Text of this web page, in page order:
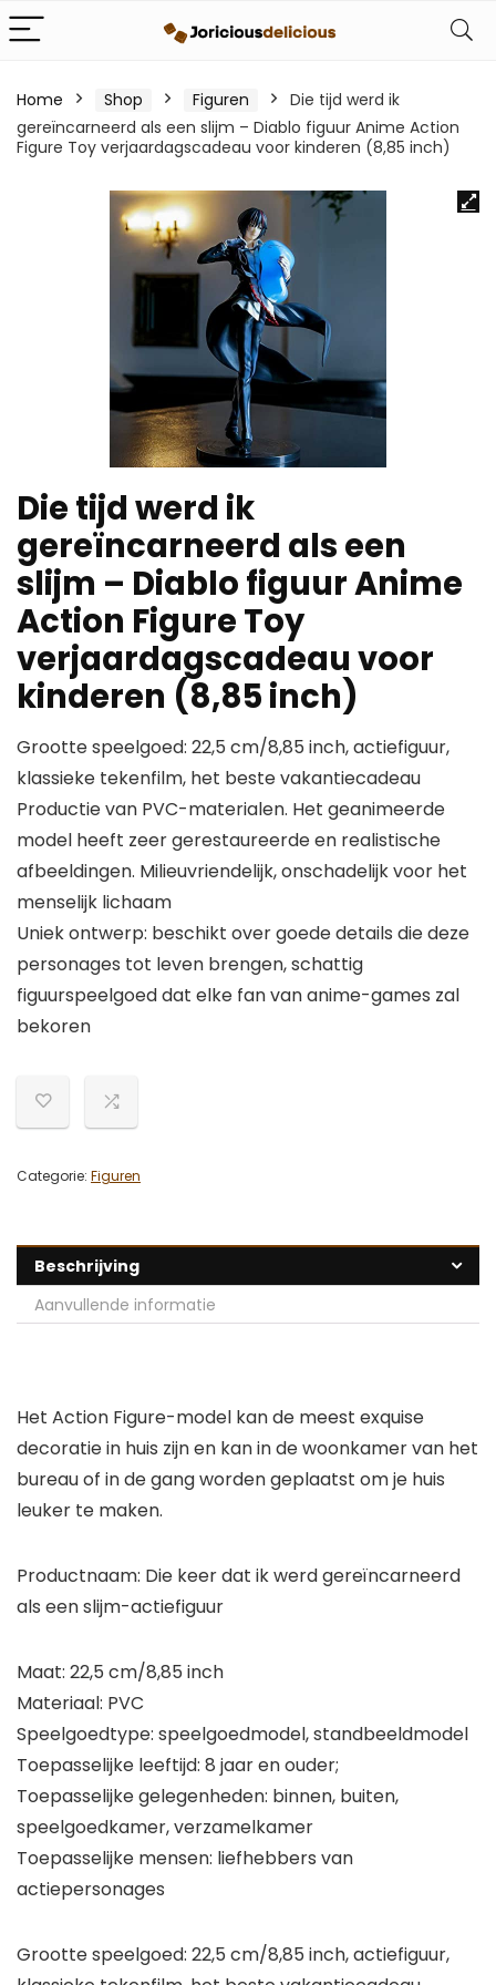
Home Shop Figuren
Die tijd werd ik
gereïncarneerd als een slijm – Diablo figuur Anime Action
Figure Toy verjaardagscadeau voor kinderen (8,85 inch)
Die tijd werd ik
gereïncarneerd als een
slijm – Diablo figuur Anime
Action Figure Toy
verjaardagscadeau voor
kinderen (8,85 inch)
Grootte speelgoed: 22,5 cm/8,85 inch, actiefiguur,
klassieke tekenfilm, het beste vakantiecadeau
Productie van PVC-materialen. Het geanimeerde
model heeft zeer gerestaureerde en realistische
afbeeldingen. Milieuvriendelijk, onschadelijk voor het
menselijk lichaam
Uniek ontwerp: beschikt over goede details die deze
personages tot leven brengen, schattig
figuurspeelgoed dat elke fan van anime-games zal
bekoren
Categorie: Figuren
Beschrijving
Aanvullende informatie
Het Action Figure-model kan de meest exquise
decoratie in huis zijn en kan in de woonkamer van het
bureau of in de gang worden geplaatst om je huis
leuker te maken.
Productnaam: Die keer dat ik werd gereïncarneerd
als een slijm-actiefiguur
Maat: 22,5 cm/8,85 inch
Materiaal: PVC
Speelgoedtype: speelgoedmodel, standbeeldmodel
Toepasselijke leeftijd: 8 jaar en ouder;
Toepasselijke gelegenheden: binnen, buiten,
speelgoedkamer, verzamelkamer
Toepasselijke mensen: liefhebbers van
actiepersonages
Grootte speelgoed: 22,5 cm/8,85 inch, actiefiguur,